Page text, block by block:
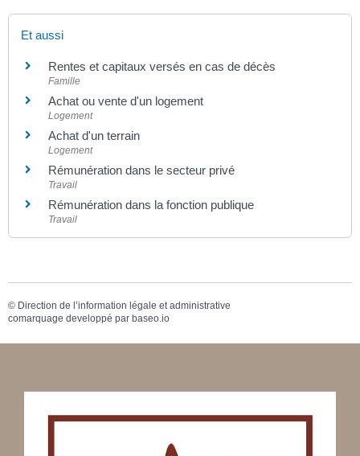
Et aussi
Rentes et capitaux versés en cas de décès
Famille
Achat ou vente d'un logement
Logement
Achat d'un terrain
Logement
Rémunération dans le secteur privé
Travail
Rémunération dans la fonction publique
Travail
© Direction de l’information légale et administrative
comarquage developpé par baseo.io